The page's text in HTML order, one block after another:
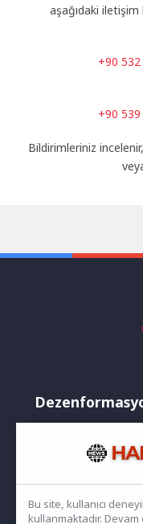
aşağıdaki iletişim
+90
+90
Bildirimleriniz
Yayınlanan haberler
rağmen bazı
bilgiler
haberleri aşağıdaki
Bu site, kullanıcı
kullanmaktadır.